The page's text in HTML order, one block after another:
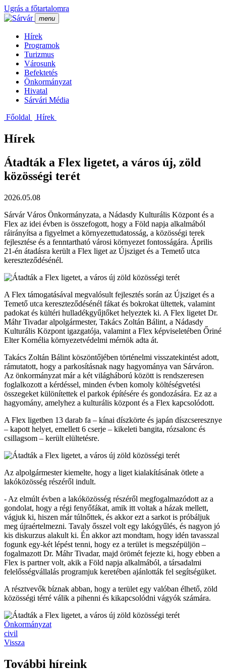
Ugrás a főtartalomra
menu
Hí­rek
Programok
Turizmus
Városunk
Befektetés
Önkormányzat
Hivatal
Sárvári Média
Főoldal
Hí­rek
Hírek
Átadták a Flex ligetet, a város új, zöld
közösségi terét
2026.05.08
Sárvár Város Önkormányzata, a Nádasdy Kulturális Központ és a
Flex az idei évben is összefogott, hogy a Föld napja alkalmából
ráirányítsa a figyelmet a környezettudatosság, a közösségi terek
fejlesztése és a fenntartható városi környezet fontosságára. Április
21-én átadásra került a Flex liget az Újsziget és a Temető utca
kereszteződésénél.
A Flex támogatásával megvalósult fejlesztés során az Újsziget és a
Temető utca kereszteződésénél fákat és bokrokat ültettek, valamint
padokat és kültéri hulladékgyűjtőket helyeztek ki. A Flex ligetet Dr.
Máhr Tivadar alpolgármester, Takács Zoltán Bálint, a Nádasdy
Kulturális Központ igazgatója, valamint a Flex képviseletében Őriné
Elter Kornélia környezetvédelmi mérnök adta át.
Takács Zoltán Bálint köszöntőjében történelmi visszatekintést adott,
rámutatott, hogy a parkosításnak nagy hagyománya van Sárváron.
Az önkormányzat már a két világháború között is rendszeresen
foglalkozott a kérdéssel, minden évben komoly költéségvetési
összegeket különítettek el parkok építésére és gondozására. Ez az a
hagyomány, amelyhez a kulturális központ és a Flex kapcsolódott.
A Flex ligetben 13 darab fa – kínai díszkörte és japán díszcseresznye
– kapott helyet, emellett 6 cserje – kikeleti bangita, rózsalonc és
csillagsom – került elültetésre.
Az alpolgármester kiemelte, hogy a liget kialakításának ötlete a
lakóközösség részéről indult.
- Az elmúlt évben a lakóközösség részéről megfogalmazódott az a
gondolat, hogy a régi fenyőfákat, amik itt voltak a házak mellett,
vágjuk ki, hiszen már túlnőttek, és akkor ezt a sarkot is próbáljuk
meg újraértelmezni. Tavaly ősszel volt egy lakógyűlés, és nagyon jó
kis diskurzus alakult ki. Én akkor azt mondtam, hogy idén tavasszal
fogunk egy-két lépést tenni, hogy ez a terület is megszépüljön –
fogalmazott Dr. Máhr Tivadar, majd örömét fejezte ki, hogy ebben a
Flex is partner volt, akik a Föld napja alkalmából, a társadalmi
felelősségvállalás programjuk keretében ajánlották fel segítségüket.
A résztvevők bíznak abban, hogy a terület egy valóban élhető, zöld
közösségi térré válik a pihenni és kikapcsolódni vágyók számára.
Önkormányzat
civil
Vissza
További híreink